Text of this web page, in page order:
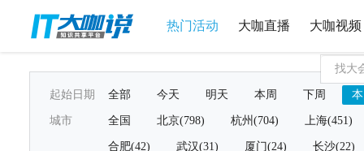
热门活动 大咖直播 大咖视频
起始日期 全部 今天 明天 本周 下周
城市 全国 北京(798) 杭州(704) 上海(451)
合肥(42) 武汉(31) 厦门(24) 长沙(22)